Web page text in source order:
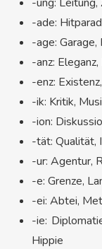
-ade:
-age:
-anz:
-enz:
-ik: Kritik,
-ion:
-tät: Qualität,
-ur: Agentur,
-e: Grenze,
-ei: Abtei,
-ie:
Hippie